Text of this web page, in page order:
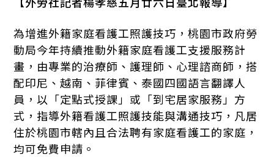
為增進外籍家庭看護工照護技巧，桃園市政府勞
動局今年持續推動外籍家庭看護工支援服務計
畫，由專業的治療師、護理師、心理諮商師，搭
配印尼、越南、菲律賓、泰國四國語言翻譯人
員，以「定點式授課」或「到宅居家服務」方
式，指導外籍看護工照護技能與溝通技巧，凡居
住於桃園市轄內且合法聘有家庭看護工的家庭，
均可免費申請。